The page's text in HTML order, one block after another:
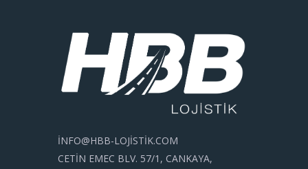
İNFO@HBB-LOJİSTİK.COM
CETİN EMEC BLV. 57/1, CANKAYA,